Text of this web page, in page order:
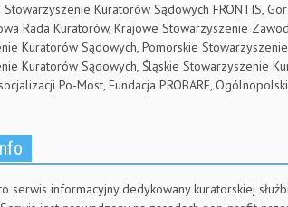
Kuratorów Sądowych FRONTIS,
Rada Kuratorów, Krajowe Stowarzyszenie
Kuratorów Sądowych, Pomorskie
Kuratorów Sądowych, Śląskie Stowarzyszenie
Po-Most, Fundacja PROBARE,
serwis informacyjny dedykowany kuratorskiej